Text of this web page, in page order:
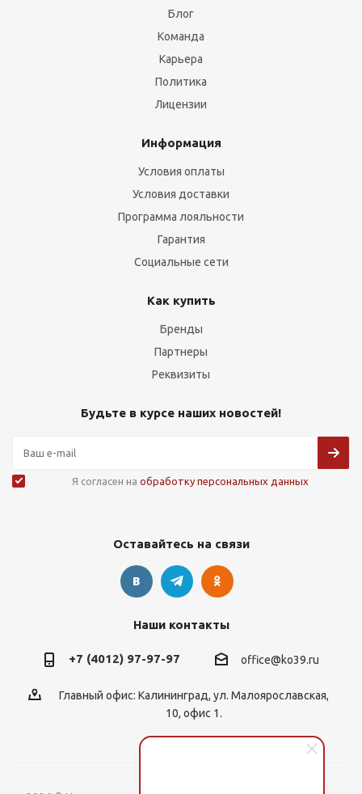
Блог
Команда
Карьера
Политика
Лицензии
Информация
Условия оплаты
Условия доставки
Программа лояльности
Гарантия
Социальные сети
Как купить
Бренды
Партнеры
Реквизиты
Будьте в курсе наших новостей!
Я согласен на обработку персональных данных
Оставайтесь на связи
Наши контакты
+7 (4012) 97-97-97 office@ko39.ru
Главный офис: Калининград, ул. Малоярославская,
10, офис 1.